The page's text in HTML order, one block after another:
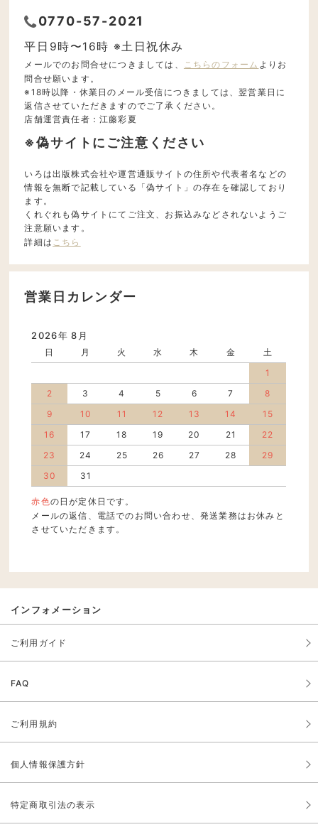
0770-57-2021
平日9時〜16時 ※土日祝休み
メールでのお問合せにつきましては、 こちらのフォーム よりお
問合せ願います。
※18時以降・休業日のメール受信につきましては、翌営業日に
返信させていただきますのでご了承ください。
店舗運営責任者：江藤彩夏
※偽サイトにご注意ください
いろは出版株式会社や運営通販サイトの住所や代表者名などの
情報を無断で記載している「偽サイト」の存在を確認しており
ます。
くれぐれも偽サイトにてご注文、お振込みなどされないようご
注意願います。
詳細は こちら
営業日カレンダー
2026年 8月
日 月 火 水 木 金
土
1
2
3 4 5 6 7
8
9
10 11 12 13 14
15
16
17 18 19 20 21
22
23
24 25 26 27 28
29
30
31
赤色の日が定休日です。
メールの返信、電話でのお問い合わせ、発送業務はお休みと
させていただきます。
インフォメーション
ご利用ガイド
FAQ
ご利用規約
個人情報保護方針
特定商取引法の表示